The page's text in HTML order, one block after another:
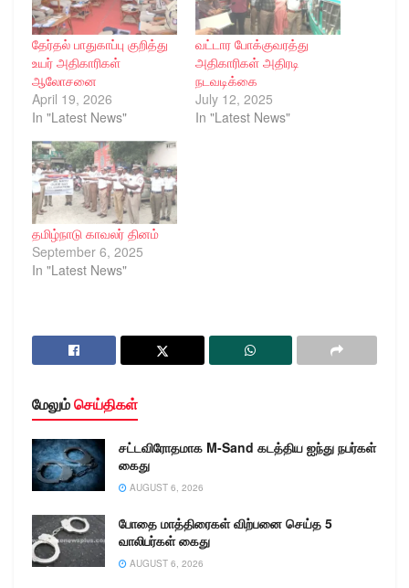
தேர்தல் பாதுகாப்பு குறித்து
உயர் அதிகாரிகள்
ஆலோசனை
April 19, 2026
In "Latest News"
வட்டார போக்குவரத்து
அதிகாரிகள் அதிரடி
நடவடிக்கை
July 12, 2025
In "Latest News"
தமிழ்நாடு காவலர் தினம்
September 6, 2025
In "Latest News"
மேலும்செய்திகள்
சட்டவிரோதமாக M-Sand கடத்திய ஐந்து நபர்கள்
கைது
AUGUST 6, 2026
போதை மாத்திரைகள் விற்பனை செய்த 5
வாலிபர்கள் கைது
AUGUST 6, 2026